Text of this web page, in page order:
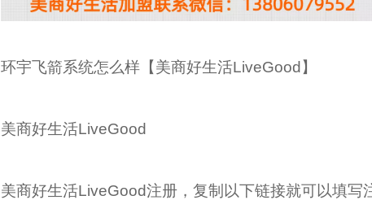
环宇飞箭系统怎么样【美商好生活LiveGood】
美商好生活LiveGood
美商好生活LiveGood注册，复制以下链接就可以填写